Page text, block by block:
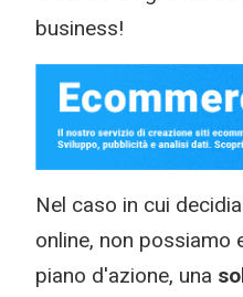
business!
Nel caso in cui
online, non possiamo
piano d'azione, una